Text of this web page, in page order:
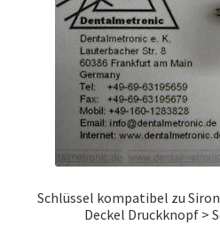
Schlüssel kompatibel zu
Deckel Druckknopf >